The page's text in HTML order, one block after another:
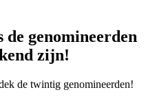
de genomineerden
zijn!
de twintig genomineerden!